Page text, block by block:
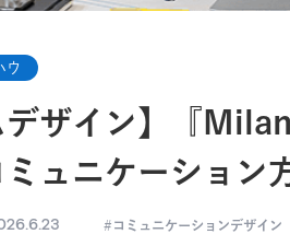
ウ
デザイン】『
ュニケーション
コミュニケーションデザイン